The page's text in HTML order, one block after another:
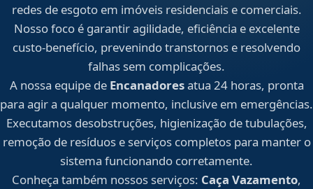
redes de esgoto em imóveis residenciais e comerciais.
Nosso foco é garantir agilidade, eficiência e excelente
custo-benefício, prevenindo transtornos e resolvendo
falhas sem complicações.
A nossa equipe de Encanadoresatua 24 horas, pronta
para agir a qualquer momento, inclusive em emergências.
Executamos desobstruções, higienização de tubulações,
remoção de resíduos e serviços completos para manter o
sistema funcionando corretamente.
Conheça também nossos serviços: Caça Vazamento,